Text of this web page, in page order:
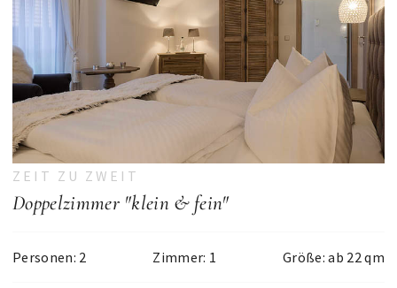
ZEIT ZU ZWEIT
Doppelzimmer "klein & fein"
Personen: 2 Zimmer: 1 Größe: ab 22 qm